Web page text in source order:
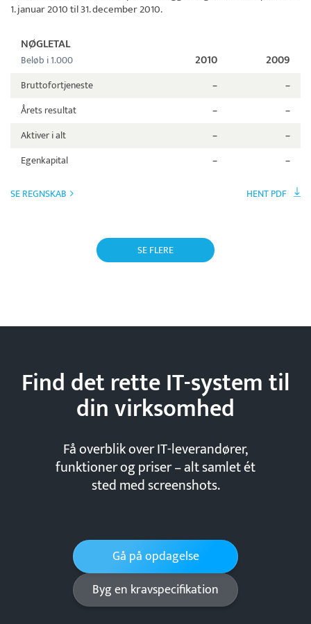
1. januar 2010 til 31. december 2010.
NØGLETAL
Beløb i 1.000 2010 2009
Bruttofortjeneste –
–
Årets resultat
–
–
Aktiver i alt
–
–
Egenkapital
– –
SE REGNSKAB HENT PDF
SE FLERE
Find det rette IT-system til
dinvirksomhed
Få overblik over IT-leverandører,
funktioner og priser – alt samlet ét
sted med screenshots.
Gå på opdagelse
Byg en kravspecifikation